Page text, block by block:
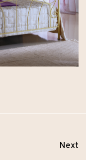
Next